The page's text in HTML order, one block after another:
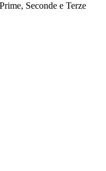
Seconde e Terze